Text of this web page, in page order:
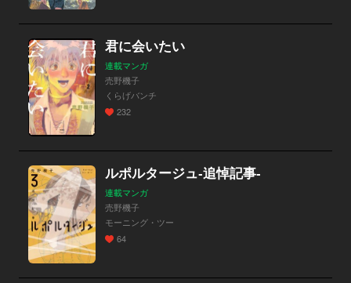
君に会いたい
連載マンガ
売野機子
くらげバンチ
232
ルポルタージュ‐追悼記事‐
連載マンガ
売野機子
モーニング・ツー
64